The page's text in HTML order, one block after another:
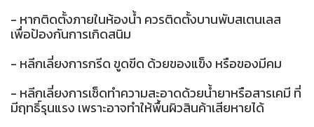
- หากติดตั้งภายในห้องน้ำ ควรติดตั้งบานพับสเตนเลส
เพื่อป้องกันการเกิดสนิม
- หลีกเลี่ยงการกรีด ขูดขีด ด้วยของแข็ง หรือของมีคม
- หลีกเลี่ยงการเช็ดทำความสะอาดด้วยน้ำยาหรือสารเคมี ที่
มีฤทธิ์รุนแรง เพราะอาจทำให้พื้นผิวสินค้าเสียหายได้